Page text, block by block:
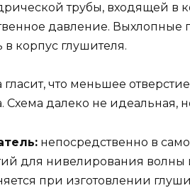
трубы, входящей в
давление.
в корпус глушителя.
что меньшее
Схема далеко не идеальная,
непосредственно в
для нивелирования
при изготовлении